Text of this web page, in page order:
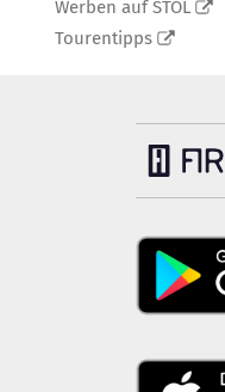
Werben auf STOL
Tourentipps